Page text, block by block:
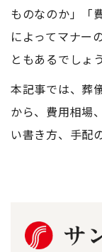
ものなのか」「
によってマナー
ともあるでしょう
本記事では、葬
から、費用相場
い書き方、手配